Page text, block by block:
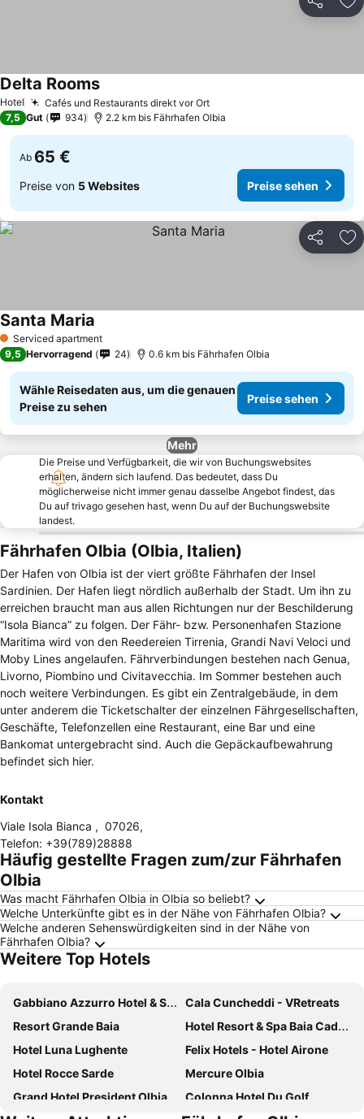
Teilen
Hotel Cafés und Restaurants direkt vor Ort
Delta Rooms
7,5 Gut 934 2.2 km bis Fährhafen Olbia
Ab 65 €
Preise von 5 Websites Preise sehen
Teilen
1 Sterne
Serviced apartment
Santa Maria
9,5 Hervorragend 24 0.6 km bis Fährhafen Olbia
Wähle Reisedaten aus, um die genauen
Preise zu sehen
Preise sehen
Mehr
Die Preise und Verfügbarkeit, die wir von Buchungswebsites
erhalten, ändern sich laufend. Das bedeutet, dass Du
möglicherweise nicht immer genau dasselbe Angebot findest, das
Du auf trivago gesehen hast, wenn Du auf der Buchungswebsite
landest.
Fährhafen Olbia (Olbia, Italien)
Der Hafen von Olbia ist der viert größte Fährhafen der Insel
Sardinien. Der Hafen liegt nördlich außerhalb der Stadt. Um ihn zu
erreichen braucht man aus allen Richtungen nur der Beschilderung
“Isola Bianca” zu folgen. Der Fähr- bzw. Personenhafen Stazione
Maritima wird von den Reedereien Tirrenia, Grandi Navi Veloci und
Moby Lines angelaufen. Fährverbindungen bestehen nach Genua,
Livorno, Piombino und Civitavecchia. Im Sommer bestehen auch
noch weitere Verbindungen. Es gibt ein Zentralgebäude, in dem
unter anderem die Ticketschalter der einzelnen Fährgesellschaften,
Geschäfte, Telefonzellen eine Restaurant, eine Bar und eine
Bankomat untergebracht sind. Auch die Gepäckaufbewahrung
befindet sich hier.
Kontakt
Viale Isola Bianca , 07026,
Telefon: +39(789)28888
Häufig gestellte Fragen zum/zur Fährhafen
Olbia
Was macht Fährhafen Olbia in Olbia so beliebt?
Welche Unterkünfte gibt es in der Nähe von Fährhafen Olbia?
Welche anderen Sehenswürdigkeiten sind in der Nähe von
Fährhafen Olbia?
Weitere Top Hotels
Gabbiano Azzurro Hotel & Suites
Cala Cuncheddi - VRetreats
Resort Grande Baia
Hotel Resort & Spa Baia Caddinas
Hotel Luna Lughente
Felix Hotels - Hotel Airone
Hotel Rocce Sarde
Mercure Olbia
Grand Hotel President Olbia
Colonna Hotel Du Golf